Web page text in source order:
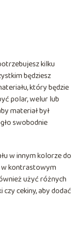
kilku
będziesz
który będzie
polar, welur lub
materiał był
swobodnie
w innym kolorze do
w kontrastowym
użyć różnych
cekiny, aby dodać